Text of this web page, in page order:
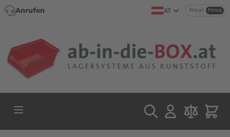
Direkt zum Inhalt
Anrufen AT Privat Firma